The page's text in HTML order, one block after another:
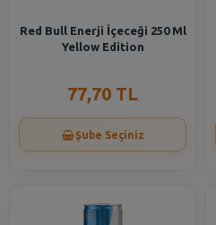
Red Bull Enerji İçeceği 250 Ml
Yellow Edition
77,70 TL
Şube Seçiniz